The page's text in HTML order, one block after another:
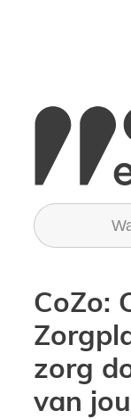
Stad Eeklo
Wat zoek je?
CoZo:
zorg
van